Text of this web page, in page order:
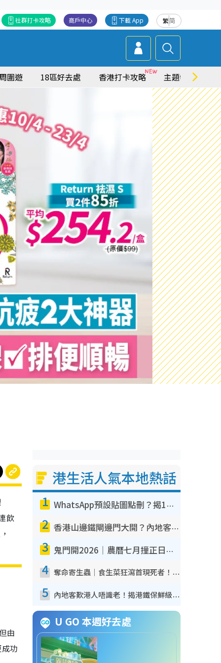
繁简
下載 App
商戶中心
社群打卡攻略
圍遊 18區好去處 香港打卡攻略 主題特集
飲
由
功
港生活人氣本地熱話
1 WhatsApp預設貼圖點刪？揭1招「反向操作」還原簡潔介面 附3步實測教學
2 香港山邊鐵閘邊門大開？內地客困惑意義何在！網民神回覆：呢種叫法理性防禦
3 鬼門開2026｜農曆七月撞正日全食特別邪？專家警告切忌做一事！揭4大禁忌+2招保平安
4 奪命寄生蟲｜食生菜狂瀉首現死者！疫潮惡化錄1.8萬宗病例 揭洗菜3大謬誤
5 內地客歎港人唔識老！揭港鐵保鮮級冷氣 港人求放過：咪投訴
U GO 本週好去處